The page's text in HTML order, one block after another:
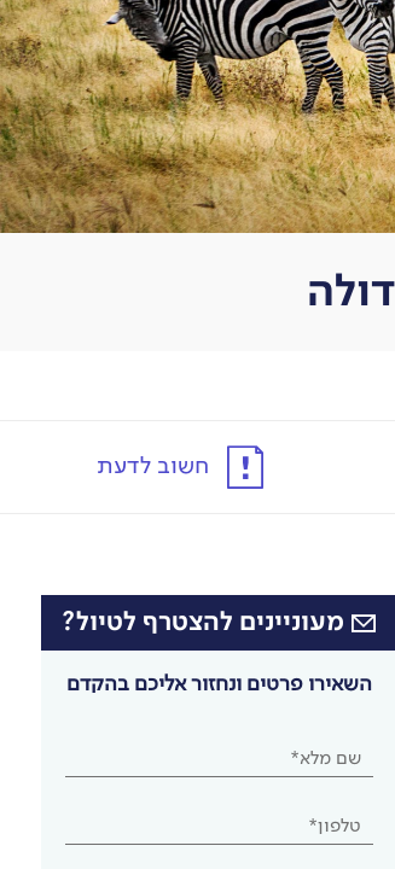
חשוב לדעת
מעוניינים להצטרף לטיול?
השאירו פרטים ונחזור אליכם בהקדם
שם מלא*
טלפון*